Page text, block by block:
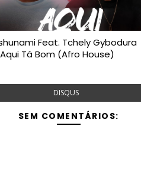
Feat. Tchely Gybodura
Tá Bom (Afro House)
DISQUS
SEM COMENTÁRIOS: